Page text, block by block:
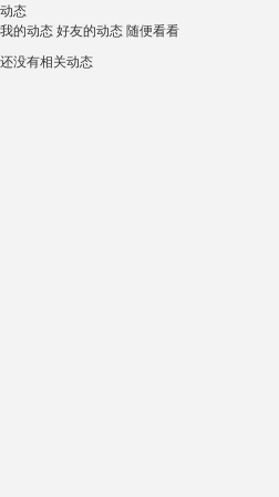
动态
我的动态好友的动态随便看看
还没有相关动态